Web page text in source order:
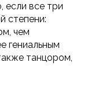
если все три
степени:
чем
гениальным
танцором,